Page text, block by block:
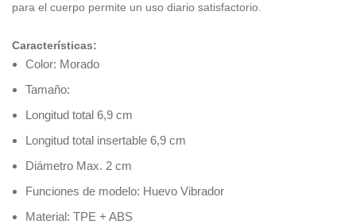
para el cuerpo permite un uso diario satisfactorio.
Características:
Color: Morado
Tamaño:
Longitud total 6,9 cm
Longitud total insertable 6,9 cm
Diámetro Max. 2 cm
Funciones de modelo: Huevo Vibrador
Material: TPE + ABS